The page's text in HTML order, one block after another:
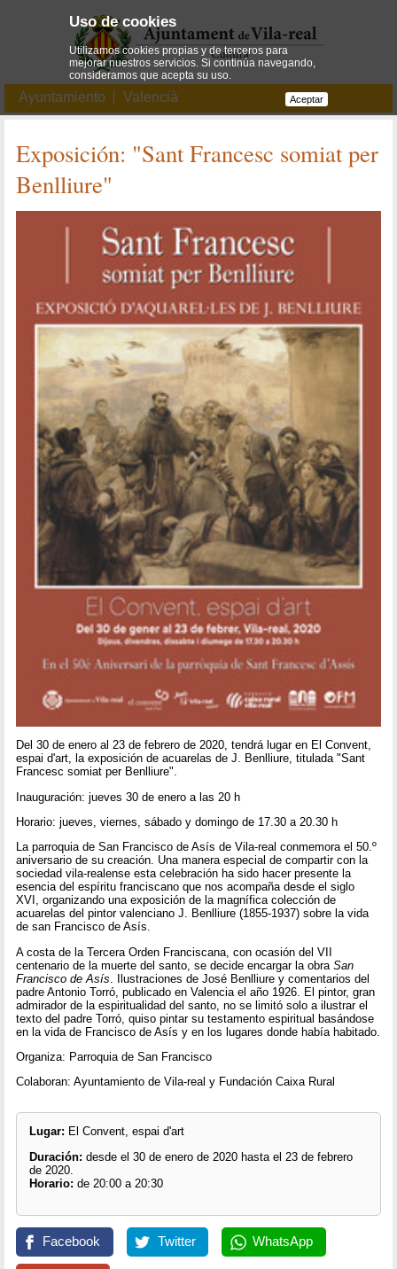
Ayuntamiento Valencià
Exposición: "Sant Francesc somiat per
Benlliure"
Del 30 de enero al 23 de febrero de 2020, tendrá lugar en El Convent,
espai d'art, la exposición de acuarelas de J. Benlliure, titulada "Sant
Francesc somiat per Benlliure".
Inauguración: jueves 30 de enero a las 20 h
Horario: jueves, viernes, sábado y domingo de 17.30 a 20.30 h
La parroquia de San Francisco de Asís de Vila-real conmemora el 50.º
aniversario de su creación. Una manera especial de compartir con la
sociedad vila-realense esta celebración ha sido hacer presente la
esencia del espíritu franciscano que nos acompaña desde el siglo
XVI, organizando una exposición de la magnífica colección de
acuarelas del pintor valenciano J. Benlliure (1855-1937) sobre la vida
de san Francisco de Asís.
A costa de la Tercera Orden Franciscana, con ocasión del VII
centenario de la muerte del santo, se decide encargar la obraSan
Francisco de Asís . Ilustraciones de José Benlliure y comentarios del
padre Antonio Torró, publicado en Valencia el año 1926. El pintor, gran
admirador de la espiritualidad del santo, no se limitó solo a ilustrar el
texto del padre Torró, quiso pintar su testamento espiritual basándose
en la vida de Francisco de Asís y en los lugares donde había habitado.
Organiza: Parroquia de San Francisco
Colaboran: Ayuntamiento de Vila-real y Fundación Caixa Rural
Lugar: El Convent, espai d'art
Duración: desde el 30 de enero de 2020 hasta el 23 de febrero
de 2020.
Horario: de 20:00 a 20:30
Facebook Twitter WhatsApp
Uso de cookies
Utilizamos cookies propias y de terceros para
mejorar nuestros servicios. Si continúa navegando,
consideramos que acepta su uso.
Aceptar